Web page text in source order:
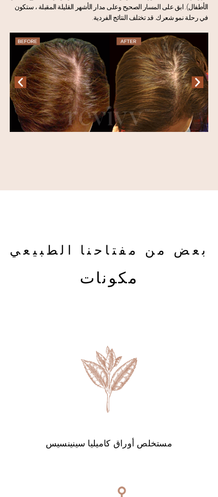
الأطفال). ابق على المسار الصحيح وعلى مدار الأشهر القليلة المقبلة ، ستكون
في رحلة نمو شعرك. قد تختلف النتائج الفردية.
بعض من مفتاحنا الطبيعي
مكونات
مستخلص أوراق كاميليا سينينسيس